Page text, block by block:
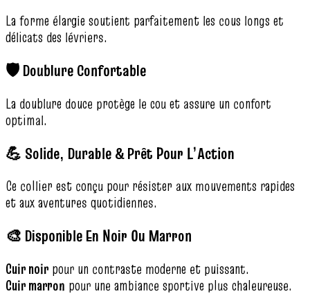
La forme élargie soutient parfaitement les cous longs et
délicats des lévriers.
🛡️ Doublure Confortable
La doublure douce protège le cou et assure un confort
optimal.
💪 Solide, Durable & Prêt Pour L’Action
Ce collier est conçu pour résister aux mouvements rapides
et aux aventures quotidiennes.
🎨 Disponible En Noir Ou Marron
Cuir noir pour un contraste moderne et puissant.
Cuir marron pour une ambiance sportive plus chaleureuse.